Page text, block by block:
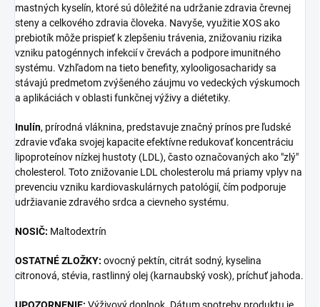
mastných kyselín, ktoré sú dôležité na udržanie zdravia črevnej
steny a celkového zdravia človeka. Navyše, využitie XOS ako
prebiotík môže prispieť k zlepšeniu trávenia, znižovaniu rizika
vzniku patogénnych infekcií v črevách a podpore imunitného
systému. Vzhľadom na tieto benefity, xylooligosacharidy sa
stávajú predmetom zvýšeného záujmu vo vedeckých výskumoch
a aplikáciách v oblasti funkčnej výživy a diétetiky.
Inulín, prírodná vláknina, predstavuje značný prínos pre ľudské
zdravie vďaka svojej kapacite efektívne redukovať koncentráciu
lipoproteínov nízkej hustoty (LDL), často označovaných ako "zlý"
cholesterol. Toto znižovanie LDL cholesterolu má priamy vplyv na
prevenciu vzniku kardiovaskulárnych patológií, čím podporuje
udržiavanie zdravého srdca a cievneho systému.
NOSIČ: Maltodextrín
OSTATNÉ ZLOŽKY: ovocný pektín, citrát sodný, kyselina
citronová, stévia, rastlinný olej (karnaubský vosk), príchuť jahoda.